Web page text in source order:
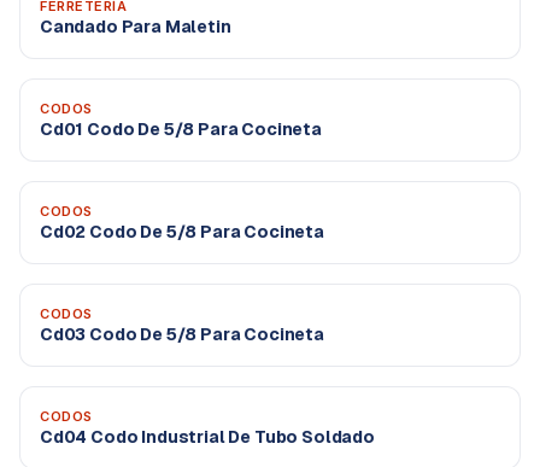
FERRETERÍA
Candado Para Maletin
CODOS
Cd01 Codo De 5/8 Para Cocineta
CODOS
Cd02 Codo De 5/8 Para Cocineta
CODOS
Cd03 Codo De 5/8 Para Cocineta
CODOS
Cd04 Codo Industrial De Tubo Soldado